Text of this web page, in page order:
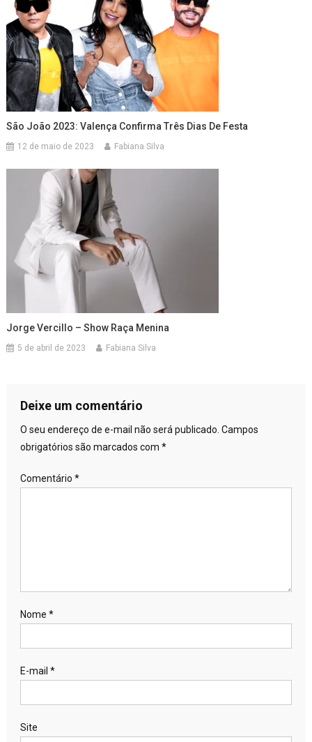
São João 2023: Valença Confirma Três Dias De Festa
12 de maio de 2023 Fabiana Silva
Jorge Vercillo – Show Raça Menina
5 de abril de 2023 Fabiana Silva
Deixe um comentário
O seu endereço de e-mail não será publicado. Campos
obrigatórios são marcados com *
Comentário *
Nome *
E-mail *
Site